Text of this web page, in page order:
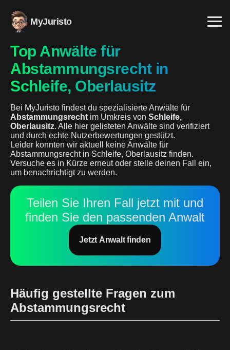
MyJuristo
Top Anwälte für
Abstammungsrecht in
Schleife, Oberlausitz
Bei MyJuristo findest du spezialisierte Anwälte für
Abstammungsrecht im Umkreis von Schleife,
Oberlausitz. Alle hier gelisteten Anwälte sind verifiziert
und durch echte Nutzerbewertungen gestützt.
Leider konnten wir aktuell keine Anwälte für
Abstammungsrecht in Schleife, Oberlausitz finden.
Versuche es in Kürze erneut oder stelle deinen Fall ein,
um benachrichtigt zu werden.
Teilen Sie Ihren Fall jetzt mit und
finden Sie den passenden Anwalt
Jetzt Anwalt finden
Häufig gestellte Fragen zum
Abstammungsrecht